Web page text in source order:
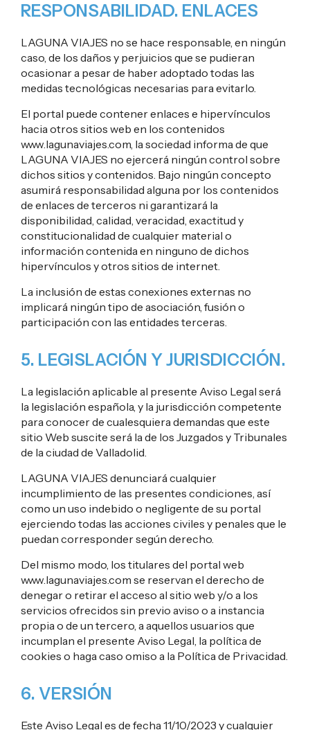
RESPONSABILIDAD. ENLACES
LAGUNA VIAJES no se hace responsable, en ningún
caso, de los daños y perjuicios que se pudieran
ocasionar a pesar de haber adoptado todas las
medidas tecnológicas necesarias para evitarlo.
El portal puede contener enlaces e hipervínculos
hacia otros sitios web en los contenidos
www.lagunaviajes.com, la sociedad informa de que
LAGUNA VIAJES no ejercerá ningún control sobre
dichos sitios y contenidos. Bajo ningún concepto
asumirá responsabilidad alguna por los contenidos
de enlaces de terceros ni garantizará la
disponibilidad, calidad, veracidad, exactitud y
constitucionalidad de cualquier material o
información contenida en ninguno de dichos
hipervínculos y otros sitios de internet.
La inclusión de estas conexiones externas no
implicará ningún tipo de asociación, fusión o
participación con las entidades terceras.
5. LEGISLACIÓN Y JURISDICCIÓN.
La legislación aplicable al presente Aviso Legal será
la legislación española, y la jurisdicción competente
para conocer de cualesquiera demandas que este
sitio Web suscite será la de los Juzgados y Tribunales
de la ciudad de Valladolid.
LAGUNA VIAJES denunciará cualquier
incumplimiento de las presentes condiciones, así
como un uso indebido o negligente de su portal
ejerciendo todas las acciones civiles y penales que le
puedan corresponder según derecho.
Del mismo modo, los titulares del portal web
www.lagunaviajes.com se reservan el derecho de
denegar o retirar el acceso al sitio web y/o a los
servicios ofrecidos sin previo aviso o a instancia
propia o de un tercero, a aquellos usuarios que
incumplan el presente Aviso Legal, la política de
cookies o haga caso omiso a la Política de Privacidad.
6. VERSIÓN
Este Aviso Legal es de fecha 11/10/2023 y cualquier